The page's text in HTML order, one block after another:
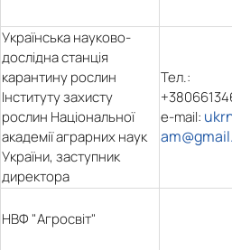
Українська науково-
дослідна станція
карантину рослин
Інституту захисту
рослин Національної
академії аграрних наук
України, заступник
директора
Тел.:
e-mail:
НВФ "Агросвіт"